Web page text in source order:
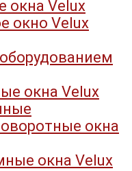
окна Velux
окно Velux
окна Velux
окна
окна Velux